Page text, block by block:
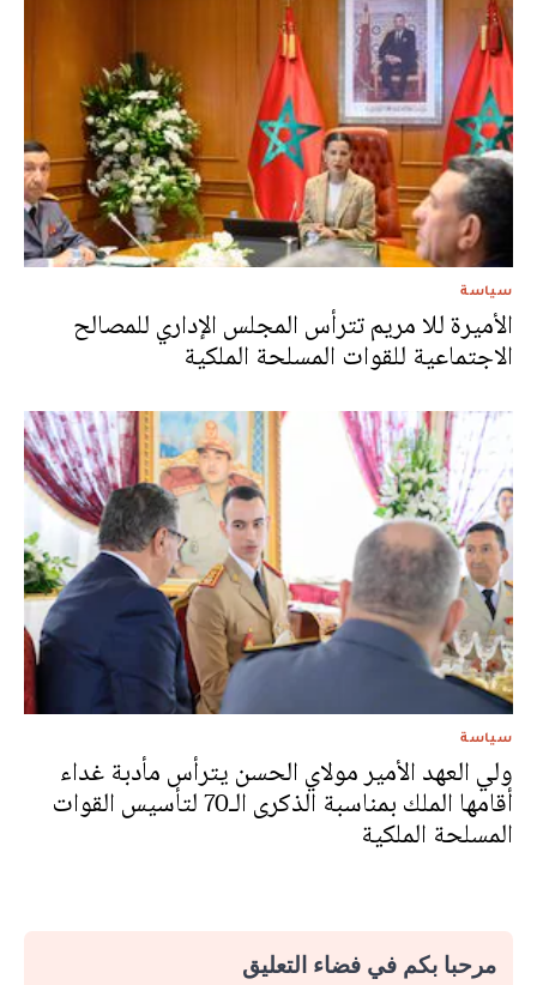
سياسة
الأميرة للا مريم تترأس المجلس الإداري للمصالح
الاجتماعية للقوات المسلحة الملكية
سياسة
ولي العهد الأمير مولاي الحسن يترأس مأدبة غداء
أقامها الملك بمناسبة الذكرى الـ70 لتأسيس القوات
المسلحة الملكية
مرحبا بكم في فضاء التعليق